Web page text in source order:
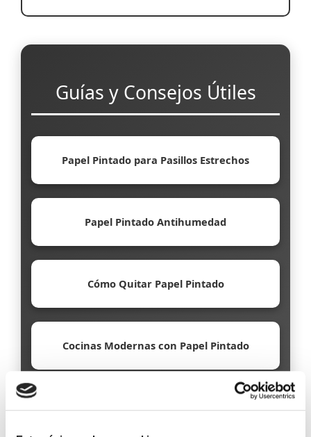
Guías y Consejos Útiles
Papel Pintado para Pasillos Estrechos
Papel Pintado Antihumedad
Cómo Quitar Papel Pintado
Cocinas Modernas con Papel Pintado
Papel Pintado Ecológico